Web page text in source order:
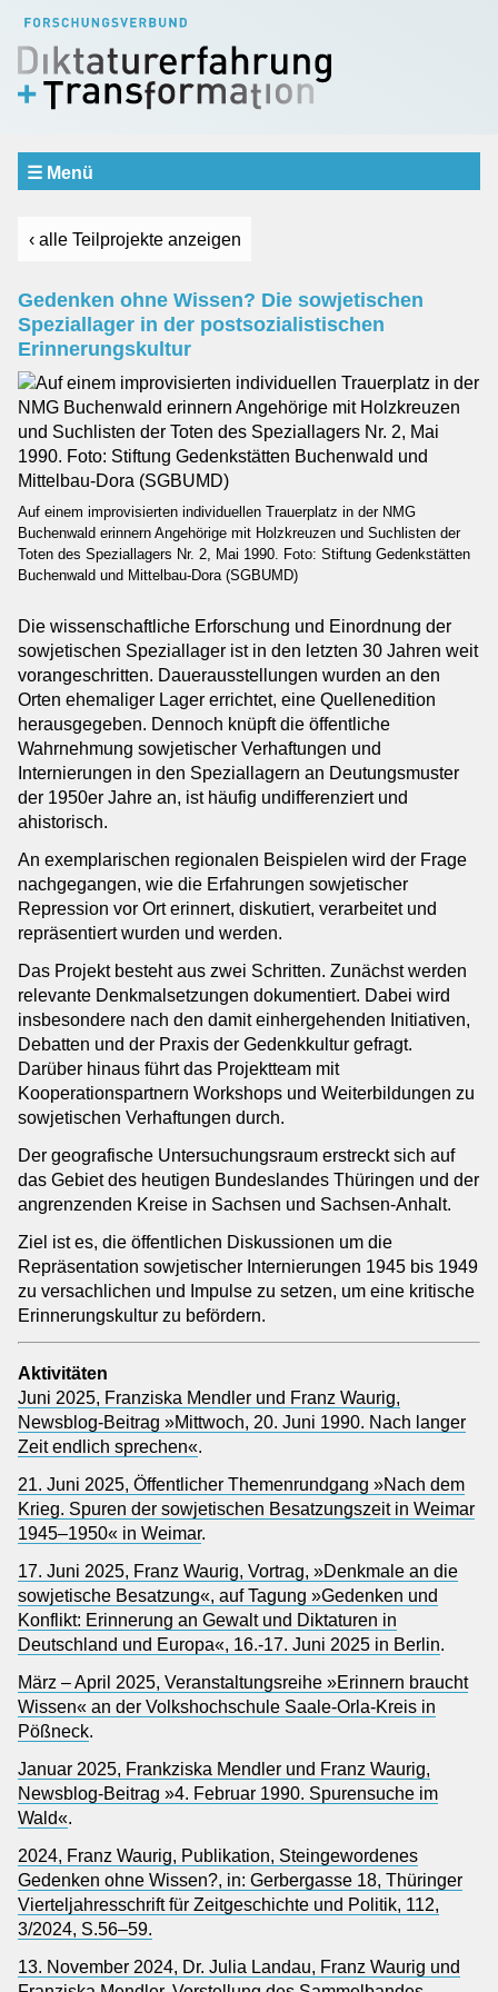
☰ Menü
Verbund
Erfahrung und Erinnerung
Repräsentation und Urteilsbildung
Dialog und Vermittlung
Teilprojekte
Einblicke
Gastprofessur
Mitarbeiter
Institutionen
Kooperationspartner
Ansprechpersonen
Impressum
Anmeldung Newsletter
Datenschutz
Barrierefreiheitserklärung
‹ alle Teilprojekte anzeigen
Gedenken ohne Wissen? Die sowjetischen
Speziallager in der postsozialistischen
Erinnerungskultur
Auf einem improvisierten individuellen Trauerplatz in der NMG
Buchenwald erinnern Angehörige mit Holzkreuzen und Suchlisten der
Toten des Speziallagers Nr. 2, Mai 1990. Foto: Stiftung Gedenkstätten
Buchenwald und Mittelbau-Dora (SGBUMD)
Die wissenschaftliche Erforschung und Einordnung der
sowjetischen Speziallager ist in den letzten 30 Jahren weit
vorangeschritten. Dauerausstellungen wurden an den
Orten ehemaliger Lager errichtet, eine Quellenedition
herausgegeben. Dennoch knüpft die öffentliche
Wahrnehmung sowjetischer Verhaftungen und
Internierungen in den Speziallagern an Deutungsmuster
der 1950er Jahre an, ist häufig undifferenziert und
ahistorisch.
An exemplarischen regionalen Beispielen wird der Frage
nachgegangen, wie die Erfahrungen sowjetischer
Repression vor Ort erinnert, diskutiert, verarbeitet und
repräsentiert wurden und werden.
Das Projekt besteht aus zwei Schritten. Zunächst werden
relevante Denkmalsetzungen dokumentiert. Dabei wird
insbesondere nach den damit einhergehenden Initiativen,
Debatten und der Praxis der Gedenkkultur gefragt.
Darüber hinaus führt das Projektteam mit
Kooperationspartnern Workshops und Weiterbildungen zu
sowjetischen Verhaftungen durch.
Der geografische Untersuchungsraum erstreckt sich auf
das Gebiet des heutigen Bundeslandes Thüringen und der
angrenzenden Kreise in Sachsen und Sachsen-Anhalt.
Ziel ist es, die öffentlichen Diskussionen um die
Repräsentation sowjetischer Internierungen 1945 bis 1949
zu versachlichen und Impulse zu setzen, um eine kritische
Erinnerungskultur zu befördern.
Aktivitäten
Juni 2025, Franziska Mendler und Franz Waurig,
Newsblog-Beitrag »Mittwoch, 20. Juni 1990. Nach langer
Zeit endlich sprechen«.
21. Juni 2025, Öffentlicher Themenrundgang »Nach dem
Krieg. Spuren der sowjetischen Besatzungszeit in Weimar
1945–1950« in Weimar.
17. Juni 2025, Franz Waurig, Vortrag, »Denkmale an die
sowjetische Besatzung«, auf Tagung »Gedenken und
Konflikt: Erinnerung an Gewalt und Diktaturen in
Deutschland und Europa«, 16.-17. Juni 2025 in Berlin.
März – April 2025, Veranstaltungsreihe »Erinnern braucht
Wissen« an der Volkshochschule Saale-Orla-Kreis in
Pößneck.
Januar 2025, Frankziska Mendler und Franz Waurig,
Newsblog-Beitrag »4. Februar 1990. Spurensuche im
Wald«.
2024, Franz Waurig, Publikation, Steingewordenes
Gedenken ohne Wissen?, in: Gerbergasse 18, Thüringer
Vierteljahresschrift für Zeitgeschichte und Politik, 112,
3/2024, S.56–59.
13. November 2024, Dr. Julia Landau, Franz Waurig und